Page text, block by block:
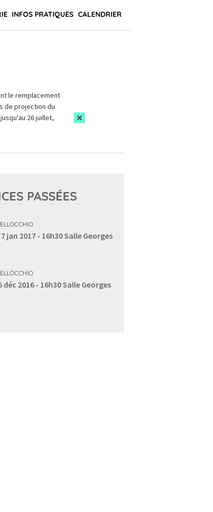
INFOS PRATIQUES CALENDRIER
le remplacement
de projection du
26 juillet,
PASSÉES
jan 2017 - 16h30Salle Georges
déc 2016 - 16h30Salle Georges